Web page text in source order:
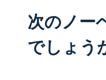
次のノー
でしょう